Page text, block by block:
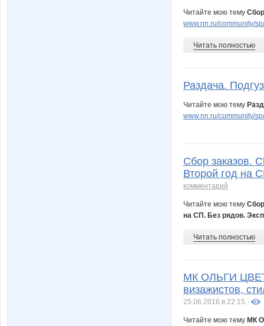
Читайте мою тему
www.nn.ru/community/
Читать полностью
Раздача.
Читайте мою тему
www.nn.ru/community/
Сбор заказов.
Второй год на
комментарий
Читайте мою тему
на СП. Без рядов.
Читать полностью
МК ОЛЬГИ
визажистов,
25.06.2016 в 22:15
Читайте мою тему МК